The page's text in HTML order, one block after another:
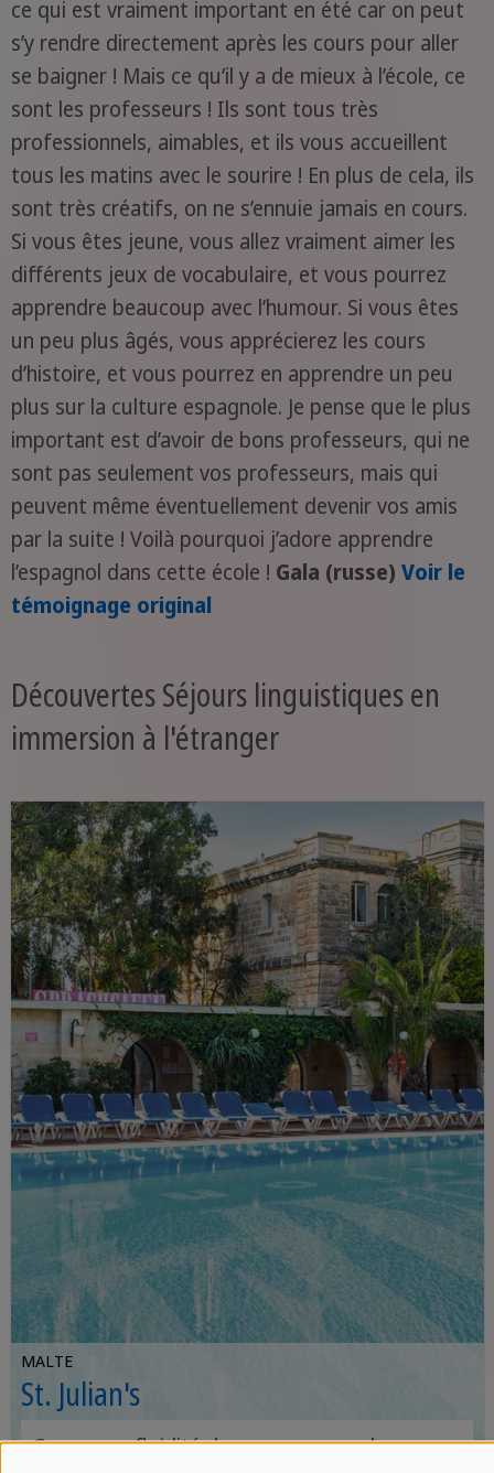
ce qui est vraiment important en été car on peut
s’y rendre directement après les cours pour aller
se baigner ! Mais ce qu’il y a de mieux à l’école, ce
sont les professeurs ! Ils sont tous très
professionnels, aimables, et ils vous accueillent
tous les matins avec le sourire ! En plus de cela, ils
sont très créatifs, on ne s’ennuie jamais en cours.
Si vous êtes jeune, vous allez vraiment aimer les
différents jeux de vocabulaire, et vous pourrez
apprendre beaucoup avec l’humour. Si vous êtes
un peu plus âgés, vous apprécierez les cours
d’histoire, et vous pourrez en apprendre un peu
plus sur la culture espagnole. Je pense que le plus
important est d’avoir de bons professeurs, qui ne
sont pas seulement vos professeurs, mais qui
peuvent même éventuellement devenir vos amis
par la suite ! Voilà pourquoi j’adore apprendre
l’espagnol dans cette école ! Gala (russe) Voir le
témoignage original
Découvertes Séjours linguistiques en
immersion à l'étranger
MALTE
St. Julian's
Gagnez en fluidité dans un campus de